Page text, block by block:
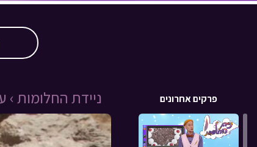
ניידת החלומות › פרקים אחרונים